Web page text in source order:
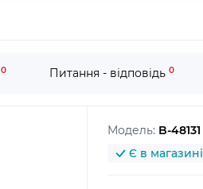
0 Питання - відповідь 0
Модель: B-48131
Є в магазині